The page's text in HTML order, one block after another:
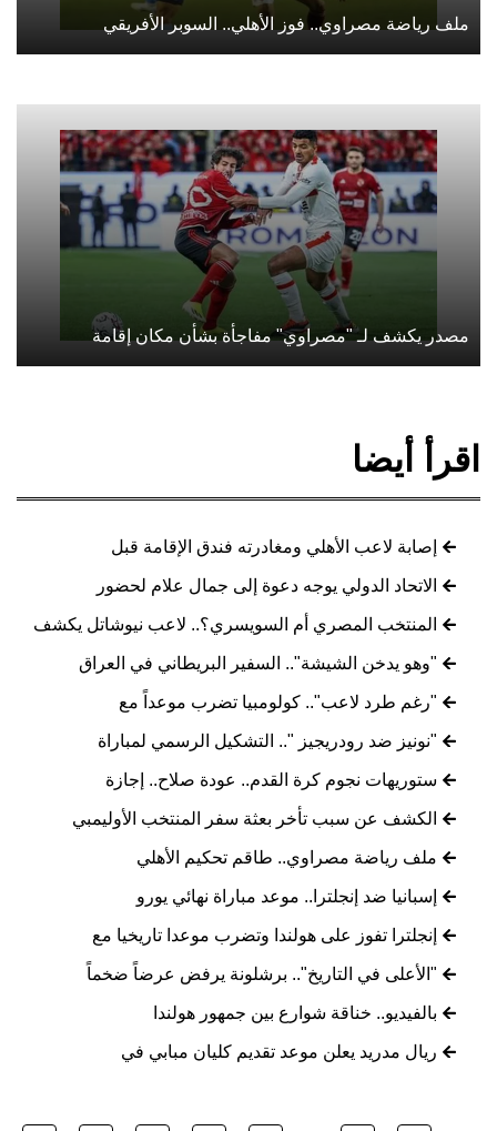
ملف رياضة مصراوي.. فوز الأهلي.. السوبر الأفريقي
مصدر يكشف لـ "مصراوي" مفاجأة بشأن مكان إقامة
اقرأ أيضا
إصابة لاعب الأهلي ومغادرته فندق الإقامة قبل
الاتحاد الدولي يوجه دعوة إلى جمال علام لحضور
المنتخب المصري أم السويسري؟.. لاعب نيوشاتل يكشف
"وهو يدخن الشيشة".. السفير البريطاني في العراق
"رغم طرد لاعب".. كولومبيا تضرب موعداً مع
"نونيز ضد رودريجيز ".. التشكيل الرسمي لمباراة
ستوريهات نجوم كرة القدم.. عودة صلاح.. إجازة
الكشف عن سبب تأخر بعثة سفر المنتخب الأوليمبي
ملف رياضة مصراوي.. طاقم تحكيم الأهلي
إسبانيا ضد إنجلترا.. موعد مباراة نهائي يورو
إنجلترا تفوز على هولندا وتضرب موعدا تاريخيا مع
"الأعلى في التاريخ".. برشلونة يرفض عرضاً ضخماً
بالفيديو.. خناقة شوارع بين جمهور هولندا
ريال مدريد يعلن موعد تقديم كليان مبابي في